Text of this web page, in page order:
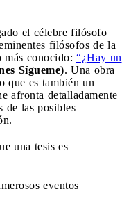
el célebre filósofo
filósofos de la
más conocido: “¿Hay un
Sígueme). Una obra
que es también un
afronta detalladamente
de las posibles
una tesis es
eventos